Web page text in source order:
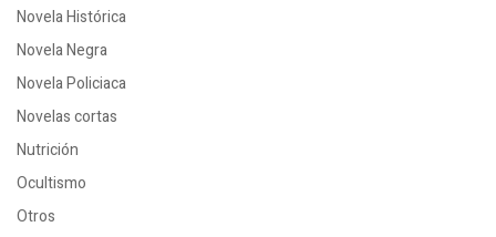
Novela Histórica
Novela Negra
Novela Policiaca
Novelas cortas
Nutrición
Ocultismo
Otros